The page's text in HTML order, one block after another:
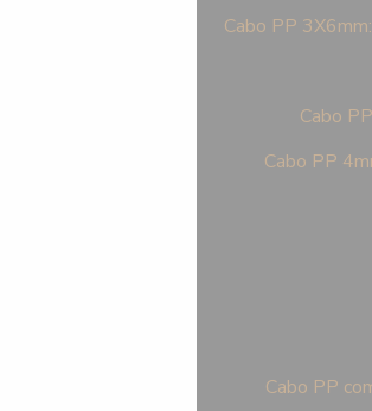
Cabo PP
Cabo
Cabo PP
Cabo PP